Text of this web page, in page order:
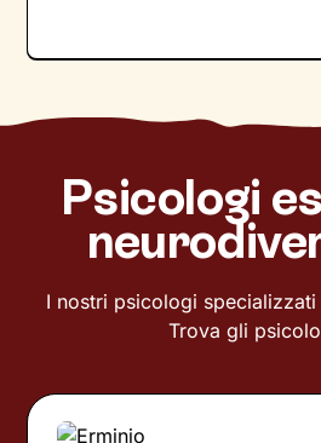
Psicologi
I nostri psicologi
Trova gli